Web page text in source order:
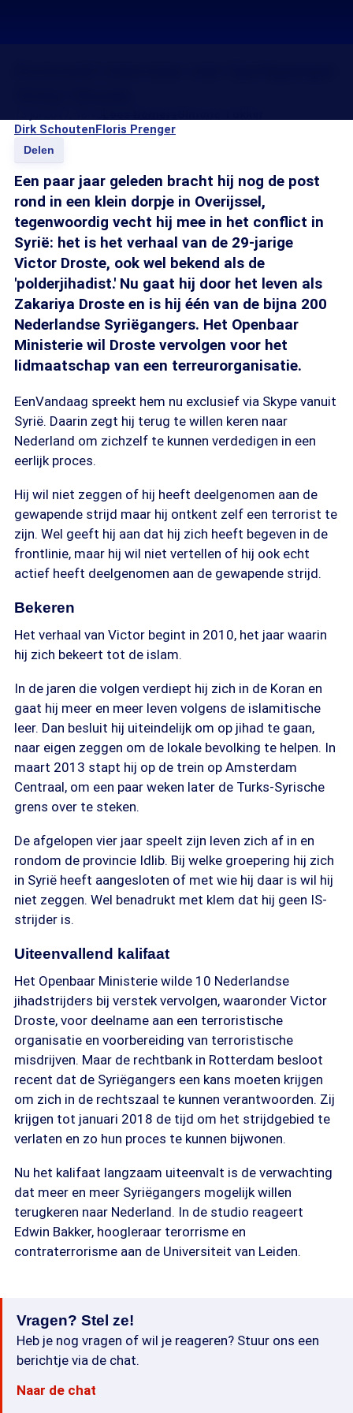
Dirk SchoutenFloris Prenger
Delen
Een paar jaar geleden bracht hij nog de post
rond in een klein dorpje in Overijssel,
tegenwoordig vecht hij mee in het conflict in
Syrië: het is het verhaal van de 29-jarige
Victor Droste, ook wel bekend als de
'polderjihadist.' Nu gaat hij door het leven als
Zakariya Droste en is hij één van de bijna 200
Nederlandse Syriëgangers. Het Openbaar
Ministerie wil Droste vervolgen voor het
lidmaatschap van een terreurorganisatie.
EenVandaag spreekt hem nu exclusief via Skype vanuit
Syrië. Daarin zegt hij terug te willen keren naar
Nederland om zichzelf te kunnen verdedigen in een
eerlijk proces.
Hij wil niet zeggen of hij heeft deelgenomen aan de
gewapende strijd maar hij ontkent zelf een terrorist te
zijn. Wel geeft hij aan dat hij zich heeft begeven in de
frontlinie, maar hij wil niet vertellen of hij ook echt
actief heeft deelgenomen aan de gewapende strijd.
Bekeren
Het verhaal van Victor begint in 2010, het jaar waarin
hij zich bekeert tot de islam.
In de jaren die volgen verdiept hij zich in de Koran en
gaat hij meer en meer leven volgens de islamitische
leer. Dan besluit hij uiteindelijk om op jihad te gaan,
naar eigen zeggen om de lokale bevolking te helpen. In
maart 2013 stapt hij op de trein op Amsterdam
Centraal, om een paar weken later de Turks-Syrische
grens over te steken.
De afgelopen vier jaar speelt zijn leven zich af in en
rondom de provincie Idlib. Bij welke groepering hij zich
in Syrië heeft aangesloten of met wie hij daar is wil hij
niet zeggen. Wel benadrukt met klem dat hij geen IS-
strijder is.
Uiteenvallend kalifaat
Het Openbaar Ministerie wilde 10 Nederlandse
jihadstrijders bij verstek vervolgen, waaronder Victor
Droste, voor deelname aan een terroristische
organisatie en voorbereiding van terroristische
misdrijven. Maar de rechtbank in Rotterdam besloot
recent dat de Syriëgangers een kans moeten krijgen
om zich in de rechtszaal te kunnen verantwoorden. Zij
krijgen tot januari 2018 de tijd om het strijdgebied te
verlaten en zo hun proces te kunnen bijwonen.
Nu het kalifaat langzaam uiteenvalt is de verwachting
dat meer en meer Syriëgangers mogelijk willen
terugkeren naar Nederland. In de studio reageert
Edwin Bakker, hoogleraar terorrisme en
contraterrorisme aan de Universiteit van Leiden.
Vragen? Stel ze!
Heb je nog vragen of wil je reageren? Stuur ons een
berichtje via de chat.
Naar de chat